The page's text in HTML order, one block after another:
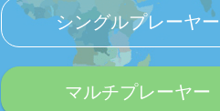
シングルプレーヤー
マルチプレーヤー